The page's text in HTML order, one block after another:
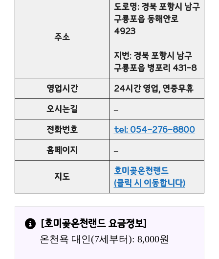
주소
도로명: 경북 포항시 남구
구룡포읍 동해안로
4923
지번: 경북 포항시 남구
구룡포읍 병포리 431-8
영업시간
24시간 영업, 연중무휴
오시는길
–
전화번호
tel: 054-276-8800
홈페이지
–
지도
호미곶온천랜드
(클릭 시 이동합니다)
[호미곶온천랜드 요금정보]
온천욕 대인(7세부터): 8,000원